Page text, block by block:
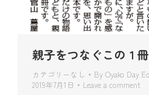
親子をつなぐこの１冊
カテゴリーなし By Oyako Day
2019年7月1日
Leave a comment